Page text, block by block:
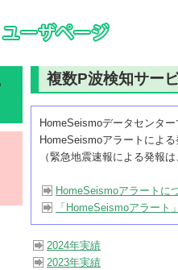
複数P波検知サー
HomeSeismoデータセンタ
HomeSeismoアラートによ
（緊急地震速報による発報
HomeSeismoアラートに
「HomeSeismoアラート
2024年実績
2023年実績